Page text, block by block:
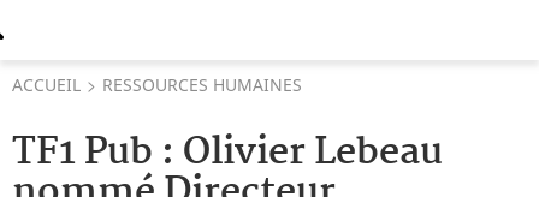
ACCUEIL RESSOURCES HUMAINES
TF1 Pub : Olivier Lebeau